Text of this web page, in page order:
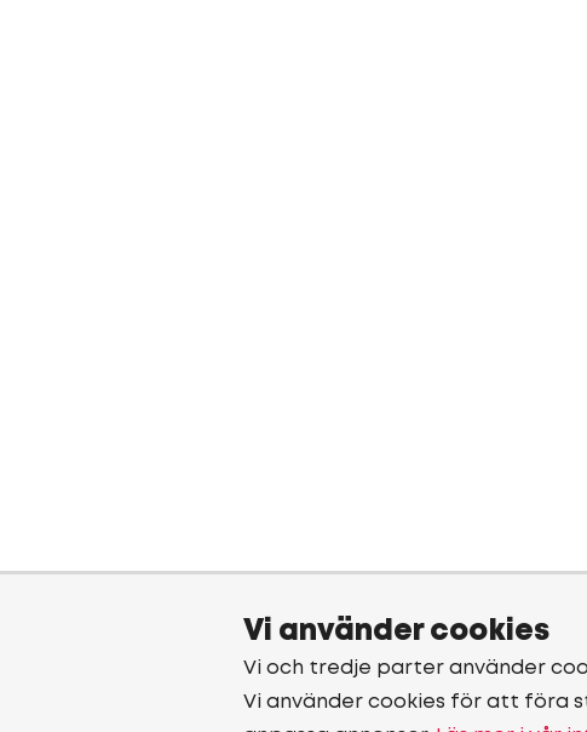
Vi använder cookies
Vi och tredje parter använder
Vi använder cookies för att föra